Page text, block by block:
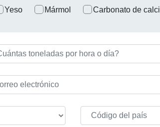
Yeso Mármol Carbonato de